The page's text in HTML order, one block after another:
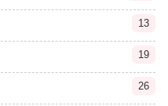
13
19
26